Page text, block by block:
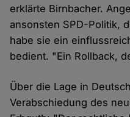
erklärte Birnbacher.
ansonsten SPD-Politik,
habe sie ein
bedient. "Ein Rollback,
Über die Lage in
Verabschiedung des